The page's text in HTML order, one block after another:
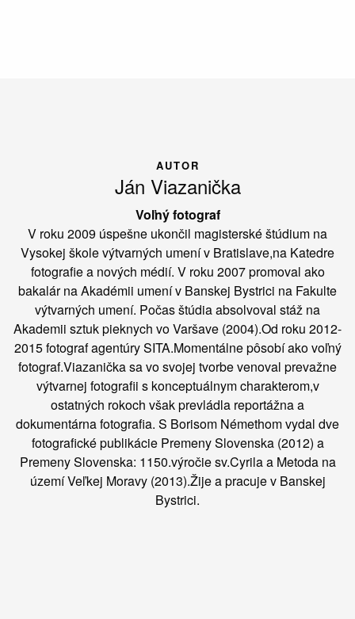
AUTOR
Ján Viazanička
Voľný fotograf
V roku 2009 úspešne ukončil magisterské štúdium na
Vysokej škole výtvarných umení v Bratislave,na Katedre
fotografie a nových médií. V roku 2007 promoval ako
bakalár na Akadémii umení v Banskej Bystrici na Fakulte
výtvarných umení. Počas štúdia absolvoval stáž na
Akademii sztuk pieknych vo Varšave (2004).Od roku 2012-
2015 fotograf agentúry SITA.Momentálne pôsobí ako voľný
fotograf.Viazanička sa vo svojej tvorbe venoval prevažne
výtvarnej fotografii s konceptuálnym charakterom,v
ostatných rokoch však prevládla reportážna a
dokumentárna fotografia. S Borisom Némethom vydal dve
fotografické publikácie Premeny Slovenska (2012) a
Premeny Slovenska: 1150.výročie sv.Cyrila a Metoda na
území Veľkej Moravy (2013).Žije a pracuje v Banskej
Bystrici.